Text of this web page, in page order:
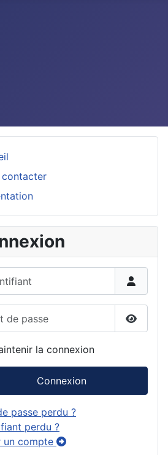
contacter
la connexion
Connexion
passe perdu ?
perdu ?
un compte